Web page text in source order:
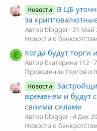
Новости
В ЦБ
за
Автор blogger 21 Май
Новости о банкротстве
Е Когда будут торги
Автор Екатерина 112
Проведение торгов и
Новости
временем и будут
своими силами
Автор blogger 4 Дек
Новости о банкротстве